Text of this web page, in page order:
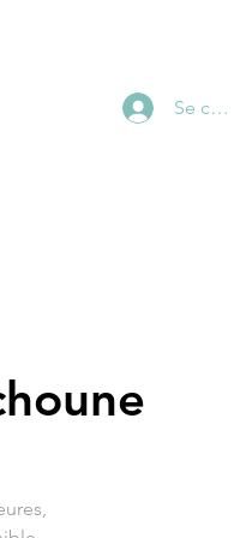
Se